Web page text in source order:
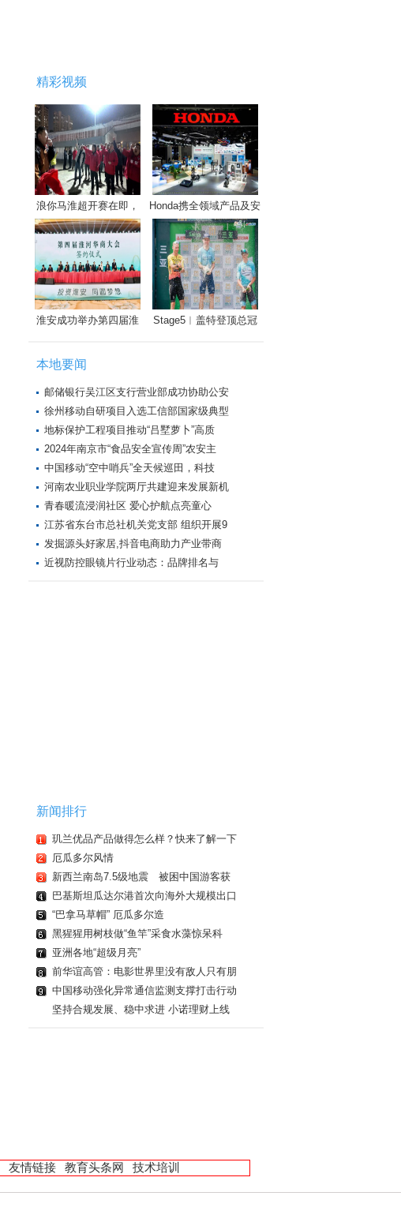
精彩视频
浪你马淮超开赛在即， Honda携全领域产品及安
淮安成功举办第四届淮 Stage5︱盖特登顶总冠
本地要闻
邮储银行吴江区支行营业部成功协助公安
徐州移动自研项目入选工信部国家级典型
地标保护工程项目推动“吕墅萝卜”高质
2024年南京市“食品安全宣传周”农安主
中国移动“空中哨兵”全天候巡田，科技
河南农业职业学院两厅共建迎来发展新机
青春暖流浸润社区 爱心护航点亮童心
江苏省东台市总社机关党支部 组织开展9
发掘源头好家居,抖音电商助力产业带商
近视防控眼镜片行业动态：品牌排名与
新闻排行
玑兰优品产品做得怎么样？快来了解一下
厄瓜多尔风情
新西兰南岛7.5级地震 被困中国游客获
巴基斯坦瓜达尔港首次向海外大规模出口
“巴拿马草帽” 厄瓜多尔造
黑猩猩用树枝做“鱼竿”采食水藻惊呆科
亚洲各地“超级月亮”
前华谊高管：电影世界里没有敌人只有朋
中国移动强化异常通信监测支撑打击行动
坚持合规发展、稳中求进 小诺理财上线
友情链接 教育头条网 技术培训